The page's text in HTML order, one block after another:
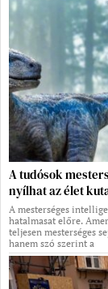
A tudósok
nyílhat az élet
A mesterséges
hatalmasat előre.
teljesen mesterséges
hanem szó szerint a